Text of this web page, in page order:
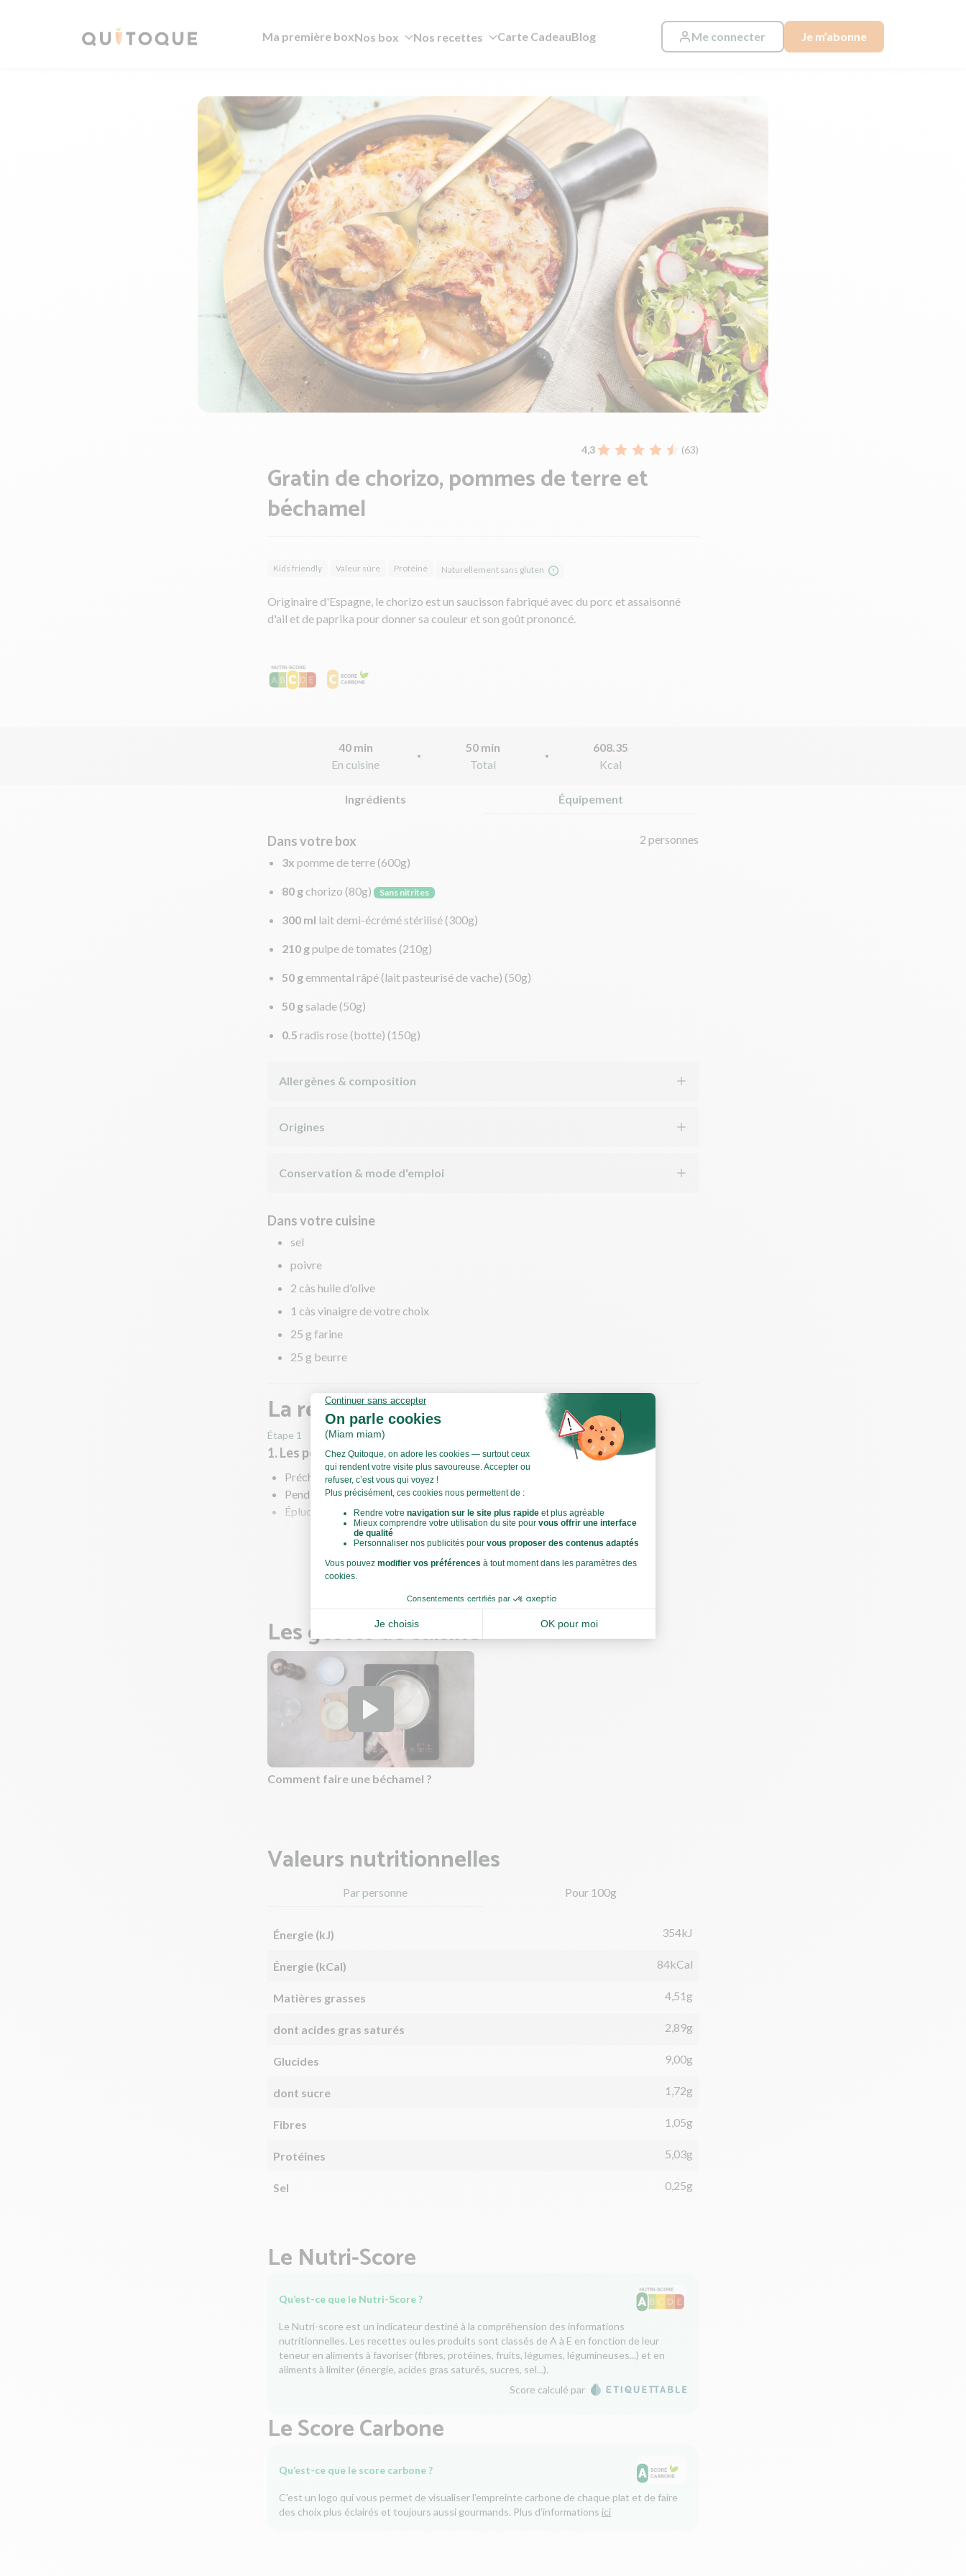
Ma première boxNos box Nos recettes Carte CadeauBlog Me connecter Je m’abonne
4,3 (63)
Gratin de chorizo, pommes de terre et
béchamel
Kids friendly Valeur sûre Protéiné Naturellement sans gluten
Originaire d'Espagne, le chorizo est un saucisson fabriqué avec du porc et assaisonné
d'ail et de paprika pour donner sa couleur et son goût prononcé.
40 min
En cuisine
50 min
Total
608.35
Kcal
Ingrédients Équipement
Dans votre box
2 personnes
3x pomme de terre (600g)
80 g chorizo (80g) Sans nitrites
300 ml lait demi-écrémé stérilisé (300g)
210 gpulpe de tomates (210g)
50 g emmental râpé (lait pasteurisé de vache) (50g)
50 g salade (50g)
0.5 radis rose (botte) (150g)
Allergènes & composition
Origines
Conservation & mode d'emploi
Dans votre cuisine
sel
poivre
2 càs huile d'olive
1 càs vinaigre de votre choix
25 g farine
25 g beurre
La recette
Étape 1
1. Les pommes de terre
Préchauffez votre four à 200°C en chaleur tournante !
Pendant ce temps, portez à ébullition une casserole d'eau salée.
Épluchez et coupez les pommes de terre en fines rondelles.
Faites cuire les pommes de terre 5 à 10 min selon l'épaisseur jusqu'à ce qu'elles soient
tendres mais pas réduites en purée.
Pendant ce temps, préparez le chorizo.
Voir toute la recette
Les gestes de cuisine
Comment faire une béchamel ?
Valeurs nutritionnelles
Par personne Pour 100g
Énergie (kJ) 354kJ
Énergie (kCal) 84kCal
Matières grasses 4,51g
dont acides gras saturés 2,89g
Glucides 9,00g
dont sucre 1,72g
Fibres 1,05g
Protéines 5,03g
Sel 0,25g
Le Nutri-Score
Qu’est-ce que le Nutri-Score ?
Le Nutri-score est un indicateur destiné à la compréhension des informations
nutritionnelles. Les recettes ou les produits sont classés de A à E en fonction de leur
teneur en aliments à favoriser (fibres, protéines, fruits, légumes, légumineuses...) et en
aliments à limiter (énergie, acides gras saturés, sucres, sel...).
Score calculé par
Le Score Carbone
Qu’est-ce que le score carbone ?
C'est un logo qui vous permet de visualiser l’empreinte carbone de chaque plat et de faire
des choix plus éclairés et toujours aussi gourmands. Plus d'informations ici